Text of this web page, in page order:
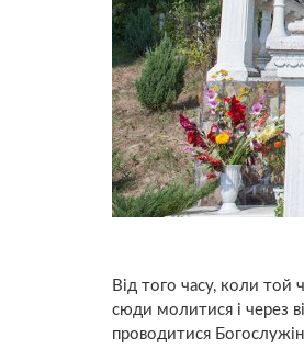
Від того часу, коли
сюди молитися і через
проводитися